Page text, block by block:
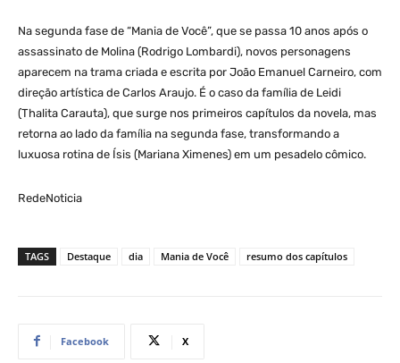
Na segunda fase de “Mania de Você”, que se passa 10 anos após o
assassinato de Molina (Rodrigo Lombardi), novos personagens
aparecem na trama criada e escrita por João Emanuel Carneiro, com
direção artística de Carlos Araujo. É o caso da família de Leidi
(Thalita Carauta), que surge nos primeiros capítulos da novela, mas
retorna ao lado da família na segunda fase, transformando a
luxuosa rotina de Ísis (Mariana Ximenes) em um pesadelo cômico.
RedeNoticia
TAGS Destaque dia Mania de Você resumo dos capítulos
Facebook X